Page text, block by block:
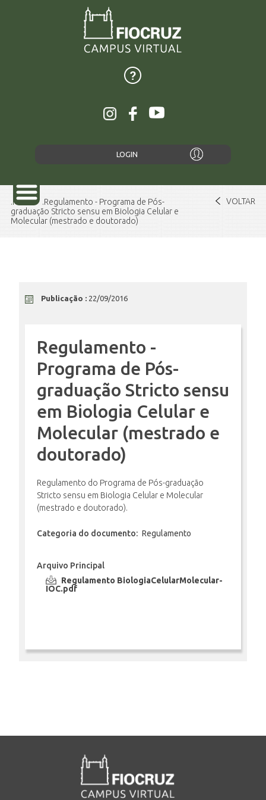
LOGIN
ENSINO
CURSOS
PLATAFORMAS
DOCUMENTOS
ALUNOS
INSCRIÇÃO E SELEÇÃO
Home
Regulamento - Programa de Pós-
graduação Stricto sensu em Biologia Celular e
Molecular (mestrado e doutorado)
VOLTAR
Publicação : 22/09/2016
Regulamento -
Programa de Pós-
graduação Stricto sensu
em Biologia Celular e
Molecular (mestrado e
doutorado)
Regulamento do Programa de Pós-graduação
Stricto sensu em Biologia Celular e Molecular
(mestrado e doutorado).
Categoria do documento: Regulamento
Arquivo Principal
Regulamento BiologiaCelularMolecular-
IOC.pdf